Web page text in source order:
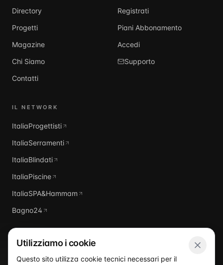
Directory
Progetti
Magazine
Chi Siamo
Contatti
Registrati
Piani Abbonamento
Accedi
Supporto
IL NETWORK
ItaliaProgettisti
ItaliaSerramenti
ItaliaBlindati
ItaliaPiscine
ItaliaSPA&Hammam
Bagno24
Utilizziamo i cookie
Questo sito utilizza cookie tecnici necessari per il